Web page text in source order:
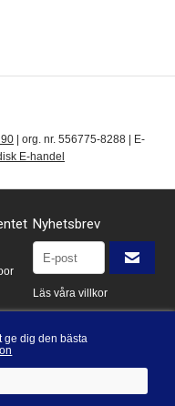
ge dig den bästa
| org. nr. 556775-8288 | E-
E-handel
Nyhetsbrev
Läs våra villkor
reCAPTCHA and the
Terms of Serviceapply.